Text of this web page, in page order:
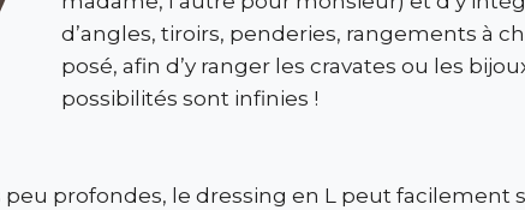
d’angles, tiroirs, penderies, rangements à
posé, afin d’y ranger les cravates ou les
possibilités sont infinies !
profondes, le dressing en L peut facilement